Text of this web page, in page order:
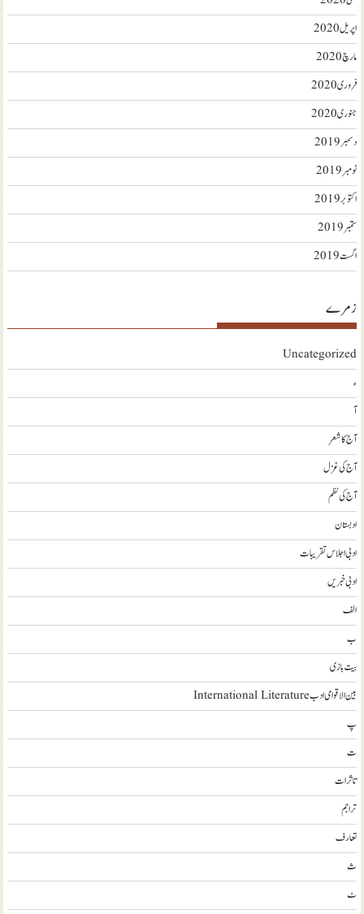
اپریل 2020
مارچ 2020
فروری 2020
جنوری 2020
دسمبر 2019
نومبر 2019
اکتوبر 2019
ستمبر 2019
اگست 2019
زمرے
Uncategorized
ء
آ
آج کا شعر
آج کی غزل
آج کی نظم
ادبستان
ادبی اجلاس تقریبات
ادبی خبریں
الف
ب
بیت بازی
بین الاقوامی ادب International Literature
پ
ت
تاثرات
تراجم
تعارف
ث
ٹ